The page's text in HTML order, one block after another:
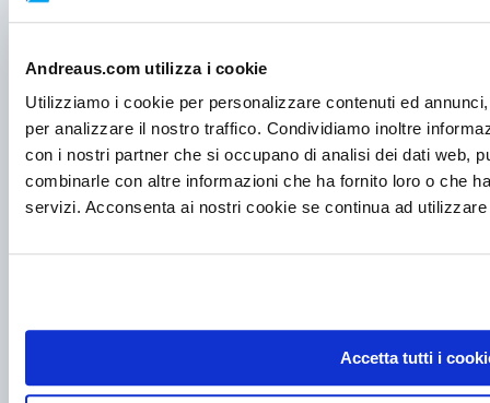
Andreaus.com utilizza i cookie
Utilizziamo i cookie per personalizzare contenuti ed
per analizzare il nostro traffico. Condividiamo inoltre
con i nostri partner che si occupano di analisi dei dati web,
combinarle con altre informazioni che ha fornito loro o che
servizi. Acconsenta ai nostri cookie se continua ad
Accetta tutti i
Mailfrigomeccanica@andreaus.com